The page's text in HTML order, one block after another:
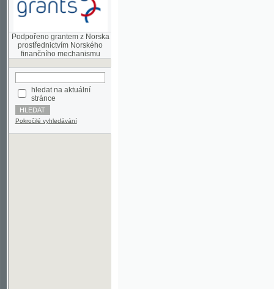
Podpořeno grantem z Norska
prostřednictvím Norského
hledat na aktuální
stránce
Pokročilé vyhledávání